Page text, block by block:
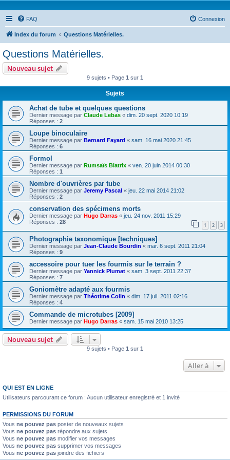
FAQ Connexion
Index du forum Questions Matérielles.
Questions Matérielles.
Nouveau sujet
9 sujets • Page 1 sur 1
Sujets
Achat de tube et quelques questions
Dernier message par Claude Lebas « dim. 20 sept. 2020 10:19
Réponses : 2
Loupe binoculaire
Dernier message par Bernard Fayard « sam. 16 mai 2020 21:45
Réponses : 6
Formol
Dernier message par Rumsaïs Blatrix « ven. 20 juin 2014 00:30
Réponses : 1
Nombre d'ouvrières par tube
Dernier message par Jeremy Pascal « jeu. 22 mai 2014 21:02
Réponses : 2
conservation des spécimens morts
Dernier message par Hugo Darras « jeu. 24 nov. 2011 15:29
Réponses : 28 1 2 3
Photographie taxonomique [techniques]
Dernier message par Jean-Claude Bourdin « mar. 6 sept. 2011 21:04
Réponses : 9
accessoire pour tuer les fourmis sur le terrain ?
Dernier message par Yannick Plumat « sam. 3 sept. 2011 22:37
Réponses : 7
Goniomètre adapté aux fourmis
Dernier message par Théotime Colin « dim. 17 juil. 2011 02:16
Réponses : 4
Commande de microtubes [2009]
Dernier message par Hugo Darras « sam. 15 mai 2010 13:25
Nouveau sujet
9 sujets • Page 1 sur 1
Aller à
QUI EST EN LIGNE
Utilisateurs parcourant ce forum : Aucun utilisateur enregistré et 1 invité
PERMISSIONS DU FORUM
Vous ne pouvez pas poster de nouveaux sujets
Vous ne pouvez pas répondre aux sujets
Vous ne pouvez pas modifier vos messages
Vous ne pouvez pas supprimer vos messages
Vous ne pouvez pas joindre des fichiers